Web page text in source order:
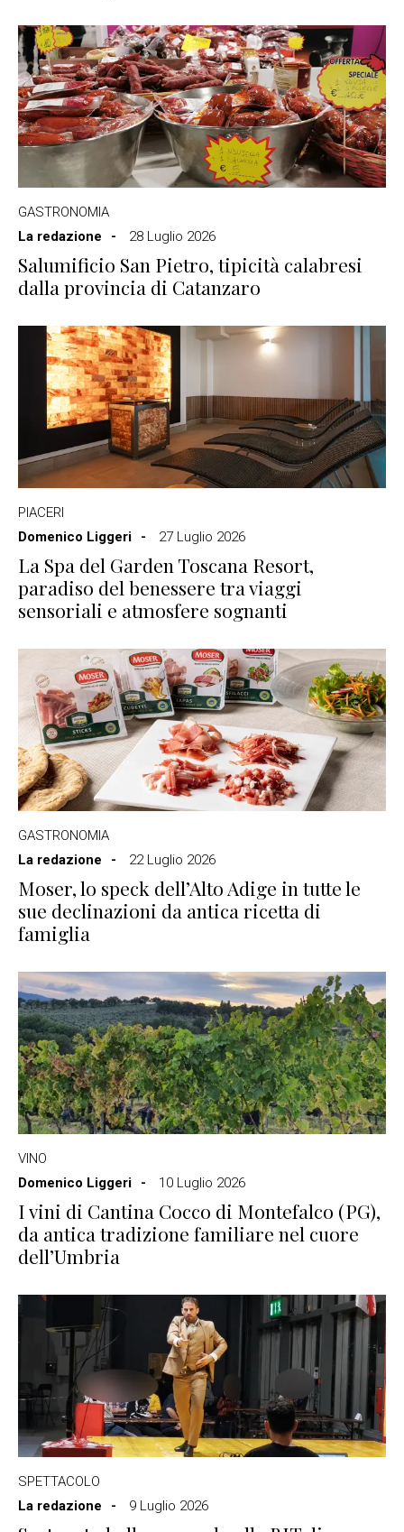
GASTRONOMIA
La redazione
28 Luglio 2026
Salumificio San Pietro, tipicità calabresi
dalla provincia di Catanzaro
PIACERI
Domenico Liggeri
27 Luglio 2026
La Spa del Garden Toscana Resort,
paradiso del benessere tra viaggi
sensoriali e atmosfere sognanti
GASTRONOMIA
La redazione
22 Luglio 2026
Moser, lo speck dell’Alto Adige in tutte le
sue declinazioni da antica ricetta di
famiglia
VINO
Domenico Liggeri
10 Luglio 2026
I vini di Cantina Cocco di Montefalco (PG),
da antica tradizione familiare nel cuore
dell’Umbria
SPETTACOLO
La redazione
9 Luglio 2026